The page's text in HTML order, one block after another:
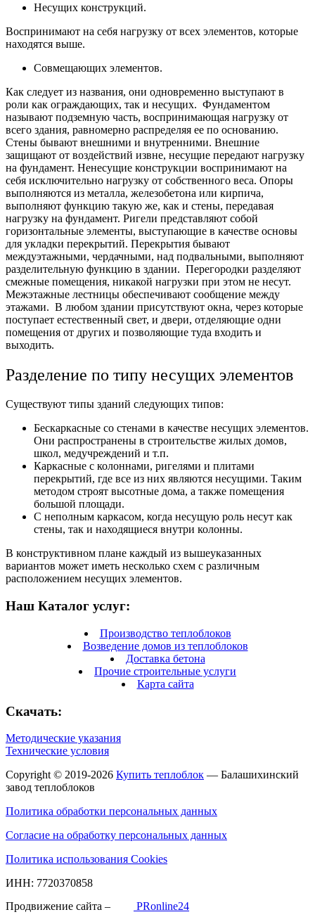
Несущих конструкций.
Воспринимают на себя нагрузку от всех элементов, которые
находятся выше.
Совмещающих элементов.
Как следует из названия, они одновременно выступают в
роли как ограждающих, так и несущих. Фундаментом
называют подземную часть, воспринимающая нагрузку от
всего здания, равномерно распределяя ее по основанию.
Стены бывают внешними и внутренними. Внешние
защищают от воздействий извне, несущие передают нагрузку
на фундамент. Ненесущие конструкции воспринимают на
себя исключительно нагрузку от собственного веса. Опоры
выполняются из металла, железобетона или кирпича,
выполняют функцию такую же, как и стены, передавая
нагрузку на фундамент. Ригели представляют собой
горизонтальные элементы, выступающие в качестве основы
для укладки перекрытий. Перекрытия бывают
междуэтажными, чердачными, над подвальными, выполняют
разделительную функцию в здании. Перегородки разделяют
смежные помещения, никакой нагрузки при этом не несут.
Межэтажные лестницы обеспечивают сообщение между
этажами. В любом здании присутствуют окна, через которые
поступает естественный свет, и двери, отделяющие одни
помещения от других и позволяющие туда входить и
выходить.
Разделение по типу несущих элементов
Существуют типы зданий следующих типов:
Бескаркасные со стенами в качестве несущих элементов.
Они распространены в строительстве жилых домов,
школ, медучреждений и т.п.
Каркасные с колоннами, ригелями и плитами
перекрытий, где все из них являются несущими. Таким
методом строят высотные дома, а также помещения
большой площади.
С неполным каркасом, когда несущую роль несут как
стены, так и находящиеся внутри колонны.
В конструктивном плане каждый из вышеуказанных
вариантов может иметь несколько схем с различным
расположением несущих элементов.
Наш Каталог услуг:
Производство теплоблоков
Возведение домов из теплоблоков
Доставка бетона
Прочие строительные услуги
Карта сайта
Скачать:
Методические указания
Технические условия
Copyright © 2019-2026 Купить теплоблок — Балашихинский
завод теплоблоков
Политика обработки персональных данных
Согласие на обработку персональных данных
Политика использования Cookies
ИНН: 7720370858
Продвижение сайта –
PRonline24